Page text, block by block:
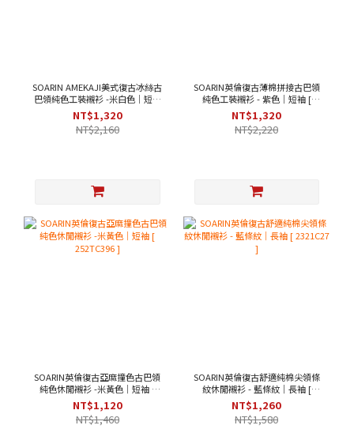
SOARIN AMEKAJI美式復古冰絲古
巴領純色工裝襯衫 -米白色｜短袖
[ 252TC397 ]
NT$1,320
NT$2,160
SOARIN英倫復古薄棉拼接古巴領
純色工裝襯衫 - 紫色｜短袖 [
2321C43 ]
NT$1,320
NT$2,220
SOARIN英倫復古亞麻撞色古巴領
純色休閒襯衫 -米黃色｜短袖 [
252TC396 ]
NT$1,120
NT$1,460
SOARIN英倫復古舒適純棉尖領條
紋休閒襯衫 - 藍條紋｜長袖 [
2321C27 ]
NT$1,260
NT$1,580